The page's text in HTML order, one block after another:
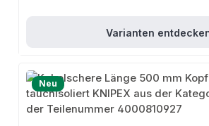
Varianten
Neu